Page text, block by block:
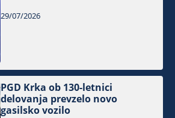
29/07/2026
PGD Krka ob 130-letnici
delovanja prevzelo novo
gasilsko vozilo